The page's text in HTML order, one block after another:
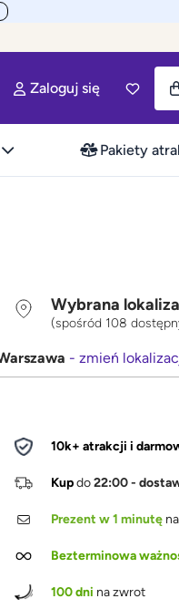
Zaloguj się
Pakiety
Wybrana
(spośród 108
- zmień
10k+ atrakcji i
Kupdo22:00 -
Prezent w 1 minutę
Bezterminowa
100 dni na zwrot